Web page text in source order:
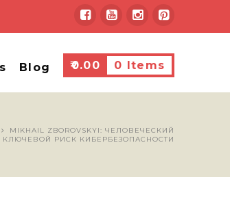
Blog ₹0.00 0 Items
MIKHAIL ZBOROVSKYI: ЧЕЛОВЕЧЕСКИЙ
КЛЮЧЕВОЙ РИСК КИБЕРБЕЗОПАСНОСТИ